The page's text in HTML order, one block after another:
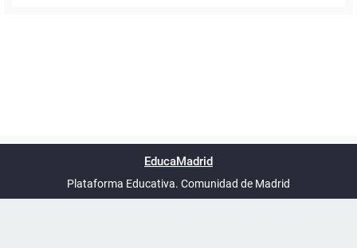
UTC+02:00
phpBB España
EducaMadrid
Plataforma Educativa. Comunidad de Madrid